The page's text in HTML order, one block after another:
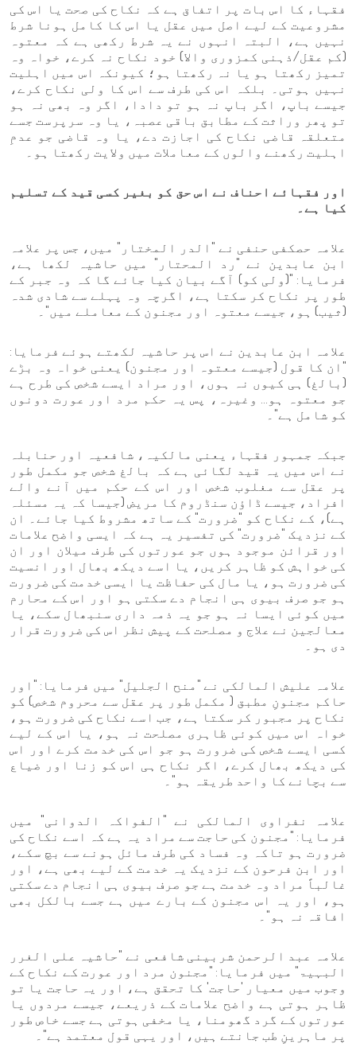
فقہاء کا اس بات پر اتفاق ہے کہ نکاح کی صحت یا اس کی
مشروعیت کے لیے اصل میں عقل یا اس کا کامل ہونا شرط
نہیں ہے، البتہ انہوں نے یہ شرط رکھی ہے کہ معتوہ
(کم عقل/ذہنی کمزوری والا) خود نکاح نہ کرے، خواہ وہ
تمیز رکھتا ہو یا نہ رکھتا ہو؛ کیونکہ اس میں اہلیت
نہیں ہوتی۔ بلکہ اس کی طرف سے اس کا ولی نکاح کرے،
جیسے باپ، اگر باپ نہ ہو تو دادا، اگر وہ بھی نہ ہو
تو پھر وراثت کے مطابق باقی عصبہ، یا وہ سرپرست جسے
متعلقہ قاضی نکاح کی اجازت دے، یا وہ قاضی جو عدمِ
اہلیت رکھنے والوں کے معاملات میں ولایت رکھتا ہو۔
اور فقہائے احناف نے اس حق کو بغیر کسی قید کے تسلیم
کیا ہے۔
علامہ حصکفی حنفی نے "الدر المختار" میں، جس پر علامہ
ابن عابدین نے "رد المحتار" میں حاشیہ لکھا ہے،
فرمایا: "(ولی کو) آگے بیان کیا جائے گا کہ وہ جبر کے
طور پر نکاح کر سکتا ہے، اگرچہ وہ پہلے سے شادی شدہ
(ثیب) ہو، جیسے معتوہ اور مجنون کے معاملے میں"۔
علامہ ابن عابدین نے اس پر حاشیہ لکھتے ہوئے فرمایا:
"ان کا قول (جیسے معتوہ اور مجنون) یعنی خواہ وہ بڑے
(بالغ) ہی کیوں نہ ہوں، اور مراد ایسے شخص کی طرح ہے
جو معتوہ ہو… وغیرہ، پس یہ حکم مرد اور عورت دونوں
کو شامل ہے"۔
جبکہ جمہور فقہاء یعنی مالکیہ، شافعیہ اور حنابلہ
نے اس میں یہ قید لگائی ہے کہ بالغ شخص جو مکمل طور
پر عقل سے مغلوب شخص اور اس کے حکم میں آنے والے
افراد، جیسے ڈاؤن سنڈروم کا مریض (جیسا کہ یہ مسئلہ
ہے)، کے نکاح کو "ضرورت" کے ساتھ مشروط کیا جائے۔ ان
کے نزدیک "ضرورت" کی تفسیر یہ ہے کہ ایسی واضح علامات
اور قرائن موجود ہوں جو عورتوں کی طرف میلان اور ان
کی خواہش کو ظاہر کریں، یا اسے دیکھ بھال اور انسیت
کی ضرورت ہو، یا مال کی حفاظت یا ایسی خدمت کی ضرورت
ہو جو صرف بیوی ہی انجام دے سکتی ہو اور اس کے محارم
میں کوئی ایسا نہ ہو جو یہ ذمہ داری سنبھال سکے، یا
معالجین نے علاج و مصلحت کے پیش نظر اس کی ضرورت قرار
دی ہو۔
علامہ علیش المالکی نے "منح الجلیل" میں فرمایا: "اور
حاکم مجنونِ مطبق ( مکمل طور پر عقل سے محروم شخص) کو
نکاح پر مجبور کر سکتا ہے، جب اسے نکاح کی ضرورت ہو،
خواہ اس میں کوئی ظاہری مصلحت نہ ہو، یا اس کے لیے
کسی ایسے شخص کی ضرورت ہو جو اس کی خدمت کرے اور اس
کی دیکھ بھال کرے، اگر نکاح ہی اس کو زنا اور ضیاع
سے بچانے کا واحد طریقہ ہو"۔
علامہ نفراوی المالکی نے "الفواکہ الدوانی" میں
فرمایا: "مجنون کی حاجت سے مراد یہ ہے کہ اسے نکاح کی
ضرورت ہو تاکہ وہ فساد کی طرف مائل ہونے سے بچ سکے،
اور ابن فرحون کے نزدیک یہ خدمت کے لیے بھی ہے، اور
غالباً مراد وہ خدمت ہے جو صرف بیوی ہی انجام دے سکتی
ہو، اور یہ اس مجنون کے بارے میں ہے جسے بالکل بھی
افاقہ نہ ہو"۔
علامہ عبد الرحمن شربینی شافعی نے "حاشیہ علی الغرر
البہیۃ" میں فرمایا: "مجنون مرد اور عورت کے نکاح کے
وجوب میں معیار 'حاجت' کا تحقق ہے، اور یہ حاجت یا تو
ظاہر ہوتی ہے واضح علامات کے ذریعے، جیسے مردوں یا
عورتوں کے گرد گھومنا، یا مخفی ہوتی ہے جسے خاص طور
پر ماہرینِ طب جانتے ہیں، اور یہی قول معتمد ہے"۔